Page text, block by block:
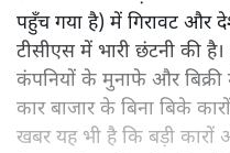
पहुँच गया है) में गिरावट और
टीसीएस में भारी छंटनी की
कंपनियों के मुनाफे और
कार बाजार के बिना बिके
खबर यह भी है कि बड़ी कारों